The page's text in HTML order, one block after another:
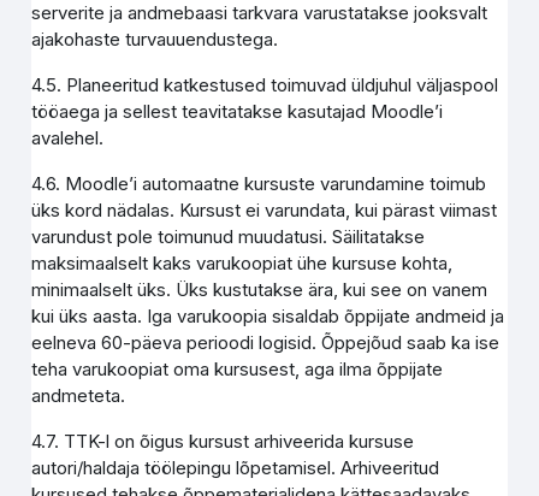
serverite ja andmebaasi tarkvara varustatakse jooksvalt
ajakohaste turvauuendustega.
4.5. Planeeritud katkestused toimuvad üldjuhul väljaspool
tööaega ja sellest teavitatakse kasutajad Moodle’i
avalehel.
4.6. Moodle’i automaatne kursuste varundamine toimub
üks kord nädalas. Kursust ei varundata, kui pärast viimast
varundust pole toimunud muudatusi. Säilitatakse
maksimaalselt kaks varukoopiat ühe kursuse kohta,
minimaalselt üks. Üks kustutakse ära, kui see on vanem
kui üks aasta. Iga varukoopia sisaldab õppijate andmeid ja
eelneva 60-päeva perioodi logisid. Õppejõud saab ka ise
teha varukoopiat oma kursusest, aga ilma õppijate
andmeteta.
4.7. TTK-l on õigus kursust arhiveerida kursuse
autori/haldaja töölepingu lõpetamisel. Arhiveeritud